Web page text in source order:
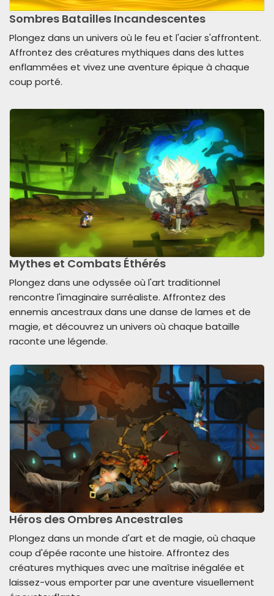
Sombres Batailles Incandescentes
Plongez dans un univers où le feu et l'acier s'affrontent.
Affrontez des créatures mythiques dans des luttes
enflammées et vivez une aventure épique à chaque
coup porté.
Mythes et Combats Éthérés
Plongez dans une odyssée où l'art traditionnel
rencontre l'imaginaire surréaliste. Affrontez des
ennemis ancestraux dans une danse de lames et de
magie, et découvrez un univers où chaque bataille
raconte une légende.
Héros des Ombres Ancestrales
Plongez dans un monde d'art et de magie, où chaque
coup d'épée raconte une histoire. Affrontez des
créatures mythiques avec une maîtrise inégalée et
laissez-vous emporter par une aventure visuellement